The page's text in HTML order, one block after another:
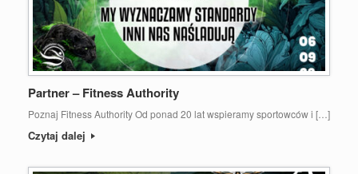
Partner – Fitness Authority
Poznaj Fitness Authority Od ponad 20 lat wspieramy sportowców i […]
Czytaj dalej